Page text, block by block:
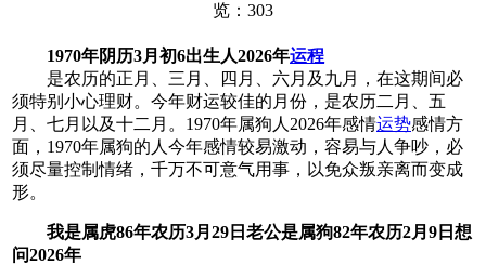
览：303
1970年阴历3月初6出生人2026年运程
是农历的正月、三月、四月、六月及九月，在这期间必
须特别小心理财。今年财运较佳的月份，是农历二月、五
月、七月以及十二月。1970年属狗人2026年感情运势感情方
面，1970年属狗的人今年感情较易激动，容易与人争吵，必
须尽量控制情绪，千万不可意气用事，以免众叛亲离而变成
形。
我是属虎86年农历3月29日老公是属狗82年农历2月9日想
问2026年